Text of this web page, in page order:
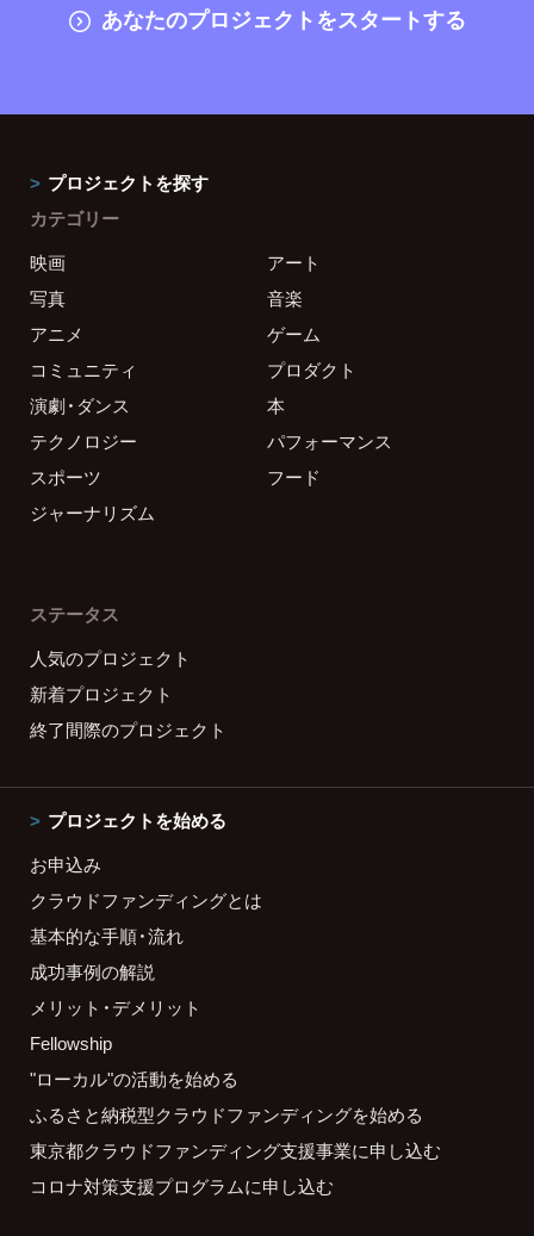
あなたのプロジェクトをスタートする
プロジェクトを探す
カテゴリー
映画
アート
写真
音楽
アニメ
ゲーム
コミュニティ
プロダクト
演劇・ダンス
本
テクノロジー
パフォーマンス
スポーツ
フード
ジャーナリズム
ステータス
人気のプロジェクト
新着プロジェクト
終了間際のプロジェクト
プロジェクトを始める
お申込み
クラウドファンディングとは
基本的な手順・流れ
成功事例の解説
メリット・デメリット
Fellowship
"ローカル"の活動を始める
ふるさと納税型クラウドファンディングを始める
東京都クラウドファンディング支援事業に申し込む
コロナ対策支援プログラムに申し込む